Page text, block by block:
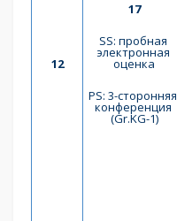
12
17
SS: пробная
электронная
оценка
PS: 3-сторонняя
конференция
(Gr.KG-1)